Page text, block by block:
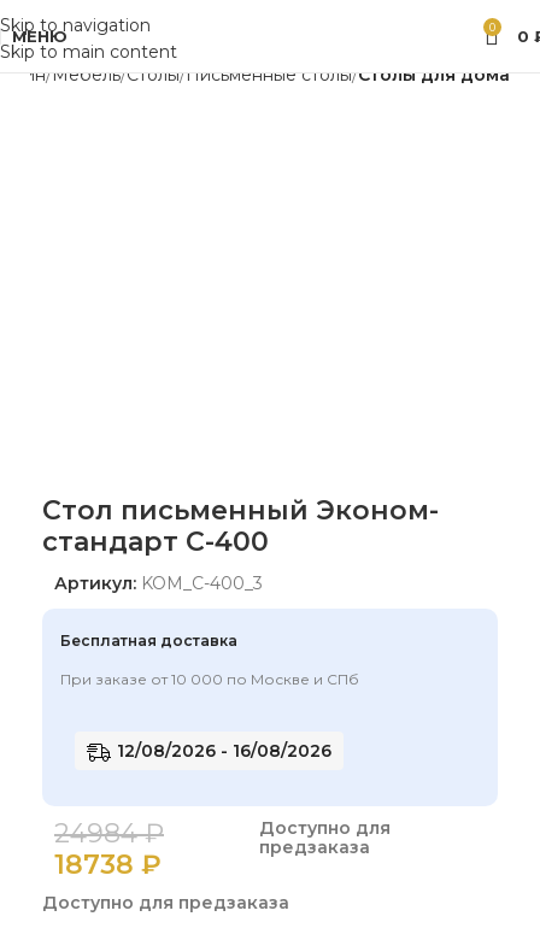
Skip to navigation
Skip to main content
МЕНЮ 0 0
Мебель Столы Письменные столы Столы для дома
Стол письменный Эконом-
стандарт С-400
Артикул: KOM_C-400_3
Бесплатная доставка
При заказе от 10 000 по Москве и СПб
12/08/2026 - 16/08/2026
24984₽
18738 ₽
Доступно для
предзаказа
Доступно для предзаказа